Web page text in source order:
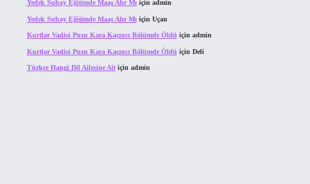
Yedek Subay Eğitimde Maaş Alır Mı için admin
Yedek Subay Eğitimde Maaş Alır Mı için Uçan
Kurtlar Vadisi Pusu Kara Kaçıncı Bölümde Öldü için admin
Kurtlar Vadisi Pusu Kara Kaçıncı Bölümde Öldü için Deli
Türkçe Hangi Dil Ailesine Aitiçin admin